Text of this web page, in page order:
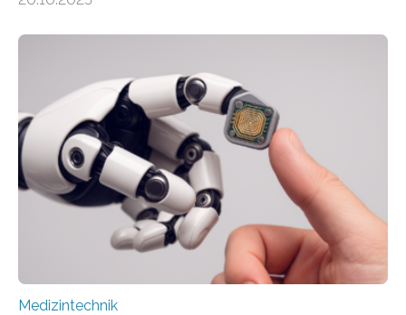
auf Personen ab, die bettlägerig sind oder in ihrer
Entwicklung der Sensorik und Datenübertragung. Die
HSHL verantwortet die wissenschaftliche Begleitung
sowie die KI-gestützte Datenauswertung. Das Ziel ist
die Entwicklung eines berührungslosen
Assistenzsystems, das den Zustand der Person
kontinuierlich erfasst, pflegende Personen unterstützt
und in Notfällen selbstständig Alarm schlägt. „Die Idee
Medizintechnik